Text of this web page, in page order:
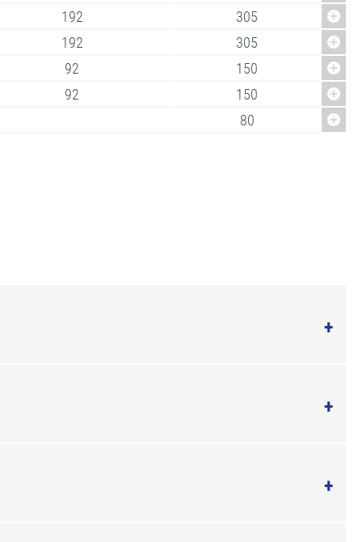
192
305
192
305
92
150
92
150
80